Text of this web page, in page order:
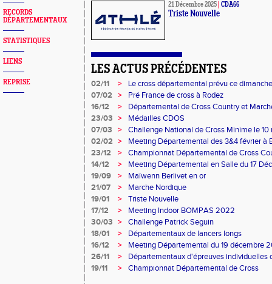
RECORDS
DÉPARTEMENTAUX
STATISTIQUES
LIENS
REPRISE
21 Décembre 2025 CDA66
Triste Nouvelle
LES ACTUS PRÉCÉDENTES
02/11 >
Le cross départemental prévu ce
l'état du terrain.
07/02 >
Pré France de cross à Rodez
16/12
>
Départemental de Cross Country et
23/03 >
Médailles CDOS
07/03
>
Challenge National de Cross Minime le
02/02 >
Meeting Départemental des 3&4 février à
23/12
>
Championnat Départemental de Cross
14/12
>
Meeting Départemental en Salle du 17
19/09
>
Maïwenn Berlivet en or
21/07
>
Marche Nordique
19/01
>
Triste Nouvelle
17/12
>
Meeting Indoor BOMPAS 2022
30/03 >
Challenge Patrick Seguin
18/01
>
Départementaux de lancers longs
16/12
>
Meeting Départemental du 19 décembre
26/11
>
Départementaux d'épreuves individuelles
19/11
> Championnat Départemental de Cross